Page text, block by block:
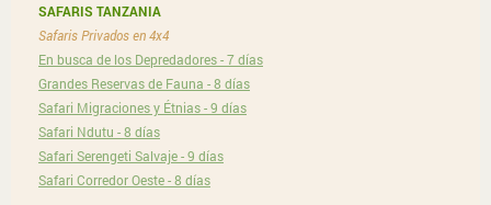
SAFARIS TANZANIA
Safaris Privados en 4x4
En busca de los Depredadores - 7 días
Grandes Reservas de Fauna - 8 días
Safari Migraciones y Étnias - 9 días
Safari Ndutu - 8 días
Safari Serengeti Salvaje - 9 días
Safari Corredor Oeste - 8 días